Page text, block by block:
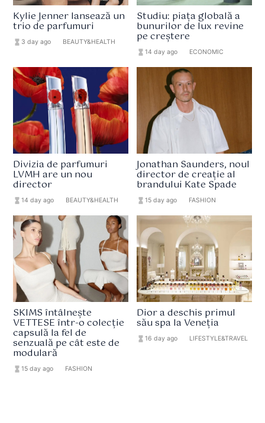
Kylie Jenner lansează un
trio de parfumuri
hourglass_full 3 day ago BEAUTY&HEALTH
Studiu: piața globală a
bunurilor de lux revine
pe creștere
hourglass_full 14 day ago ECONOMIC
Divizia de parfumuri
LVMH are un nou
director
hourglass_full14 day ago BEAUTY&HEALTH
Jonathan Saunders, noul
director de creație al
brandului Kate Spade
hourglass_full 15 day ago FASHION
SKIMS întâlnește
VETTESE într-o colecție
capsulă la fel de
senzuală pe cât este de
modulară
hourglass_full15 day ago FASHION
Dior a deschis primul
său spa la Veneția
hourglass_full 16 day ago LIFESTYLE&TRAVEL